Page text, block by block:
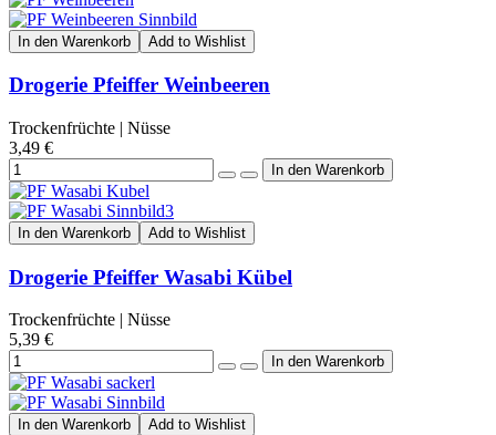
In den Warenkorb Add to Wishlist
Drogerie Pfeiffer Weinbeeren
Trockenfrüchte | Nüsse
3,49 €
In den Warenkorb Add to Wishlist
Drogerie Pfeiffer Wasabi Kübel
Trockenfrüchte | Nüsse
5,39 €
In den Warenkorb Add to Wishlist